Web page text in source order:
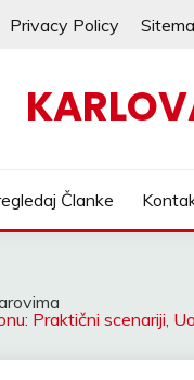
Privacy Policy
Članke
Praktični scenariji,